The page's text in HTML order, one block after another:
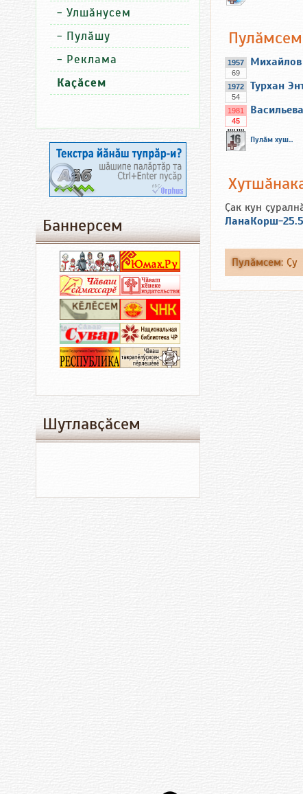
Пулӑмсем
1957
69
1972
54
Турхан
1981
45
Пулӑм хуш...
Ҫак кун
ЛанаКорш-
Пулӑмсем: Ҫу
- Улшӑнусем
- Пулӑшу
- Реклама
Каҫӑсем
Баннерсем
Шутлавҫӑсем